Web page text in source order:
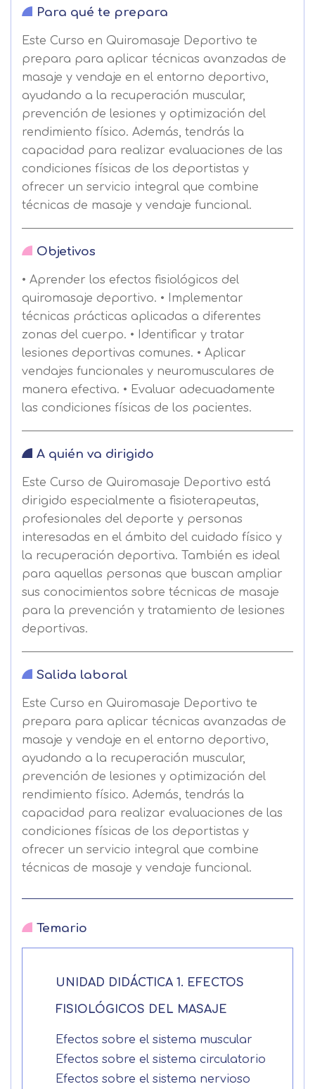
Para qué te prepara
Este Curso en Quiromasaje Deportivo te
prepara para aplicar técnicas avanzadas de
masaje y vendaje en el entorno deportivo,
ayudando a la recuperación muscular,
prevención de lesiones y optimización del
rendimiento físico. Además, tendrás la
capacidad para realizar evaluaciones de las
condiciones físicas de los deportistas y
ofrecer un servicio integral que combine
técnicas de masaje y vendaje funcional.
Objetivos
• Aprender los efectos fisiológicos del
quiromasaje deportivo. • Implementar
técnicas prácticas aplicadas a diferentes
zonas del cuerpo. • Identificar y tratar
lesiones deportivas comunes. • Aplicar
vendajes funcionales y neuromusculares de
manera efectiva. • Evaluar adecuadamente
las condiciones físicas de los pacientes.
A quién va dirigido
Este Curso de Quiromasaje Deportivo está
dirigido especialmente a fisioterapeutas,
profesionales del deporte y personas
interesadas en el ámbito del cuidado físico y
la recuperación deportiva. También es ideal
para aquellas personas que buscan ampliar
sus conocimientos sobre técnicas de masaje
para la prevención y tratamiento de lesiones
deportivas.
Salida laboral
Este Curso en Quiromasaje Deportivo te
prepara para aplicar técnicas avanzadas de
masaje y vendaje en el entorno deportivo,
ayudando a la recuperación muscular,
prevención de lesiones y optimización del
rendimiento físico. Además, tendrás la
capacidad para realizar evaluaciones de las
condiciones físicas de los deportistas y
ofrecer un servicio integral que combine
técnicas de masaje y vendaje funcional.
Temario
UNIDAD DIDÁCTICA 1. EFECTOS
FISIOLÓGICOS DEL MASAJE
Efectos sobre el sistema muscular
Efectos sobre el sistema circulatorio
Efectos sobre el sistema nervioso